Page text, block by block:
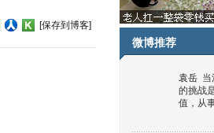
[保存到博客]
微博推荐
袁岳 当
的挑战
值，从